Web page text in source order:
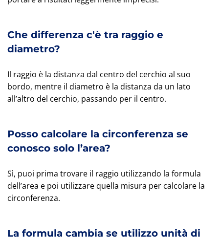
Che differenza c'è tra raggio e
diametro?
Il raggio è la distanza dal centro del cerchio al suo
bordo, mentre il diametro è la distanza da un lato
all’altro del cerchio, passando per il centro.
Posso calcolare la circonferenza se
conosco solo l’area?
Sì, puoi prima trovare il raggio utilizzando la formula
dell’area e poi utilizzare quella misura per calcolare la
circonferenza.
La formula cambia se utilizzo unità di